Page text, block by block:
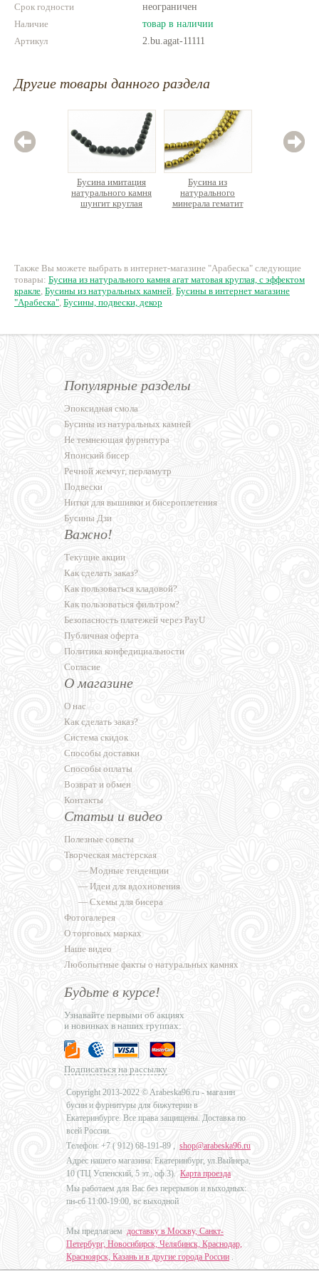
Срок годности
неограничен
Наличие
товар в наличии
Артикул
2.bu.agat-11111
Другие товары данного раздела
Бусина имитация
натурального камня
шунгит круглая
Бусина из
натурального
минерала гематит
Также Вы можете выбрать в интернет-магазине "Арабеска" следующие
товары: Бусина из натурального камня агат матовая круглая, с эффектом
кракле, Бусины из натуральных камней, Бусины в интернет магазине
"Арабеска", Бусины, подвески, декор
Популярные разделы
Эпоксидная смола
Бусины из натуральных камней
Не темнеющая фурнитура
Японский бисер
Речной жемчуг, перламутр
Подвески
Нитки для вышивки и бисероплетения
Бусины Дзи
Важно!
Текущие акции
Как сделать заказ?
Как пользоваться кладовой?
Как пользоваться фильтром?
Безопасность платежей через PayU
Публичная оферта
Политика конфедициальности
Согласие
О магазине
О нас
Как сделать заказ?
Система скидок
Способы доставки
Способы оплаты
Возврат и обмен
Контакты
Статьи и видео
Полезные советы
Творческая мастерская
— Модные тенденции
— Идеи для вдохновения
— Схемы для бисера
Фотогалерея
О торговых марках
Наше видео
Любопытные факты о натуральных камнях
Будьте в курсе!
Узнавайте первыми об акциях
и новинках в наших группах:
Подписаться на рассылку
Copyright 2013-2022 © Arabeska96.ru - магазин
бусин и фурнитуры для бижутерии в
Екатеринбурге. Все права защищены. Доставка по
всей России.
Телефон: +7 ( 912) 68-191-89 , shop@arabeska96.ru
Адрес нашего магазина: Екатеринбург, ул.Выйнера,
10 (ТЦ Успенский, 5 эт., оф.3). Карта проезда
Мы работаем для Вас без перерывов и выходных:
пн-сб 11:00-19:00, вс выходной
Мы предлагаем доставку в Москву, Санкт-
Петербург, Новосибирск, Челябинск, Краснодар,
Красноярск, Казань и в другие города России.